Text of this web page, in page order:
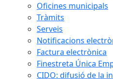
Oficines municipals
Tràmits
Serveis
Notificacions
Factura electrònica
Finestreta Única
CIDO: difusió de la